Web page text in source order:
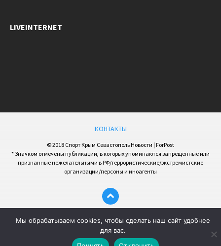
LIVEINTERNET
КОНТАКТЫ
© 2018 Спорт Крым Севастополь Новости | ForPost
* Значком отмечены публикации, в которых упоминаются запрещенные или
признанные нежелательными в РФ/террористические/экстремистские
организации/персоны и иноагенты
Мы обрабатываем cookies, чтобы сделать наш сайт удобнее
для вас.